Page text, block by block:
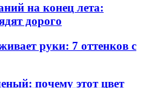
на конец лета:
дорого
руки: 7 оттенков с
почему этот цвет